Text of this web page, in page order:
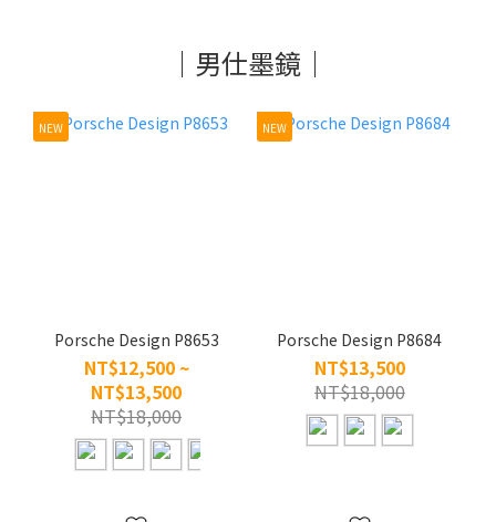
｜男仕墨鏡｜
NEW
Porsche Design P8653
NT$12,500 ~
NT$13,500
NT$18,000
NEW
Porsche Design P8684
NT$13,500
NT$18,000